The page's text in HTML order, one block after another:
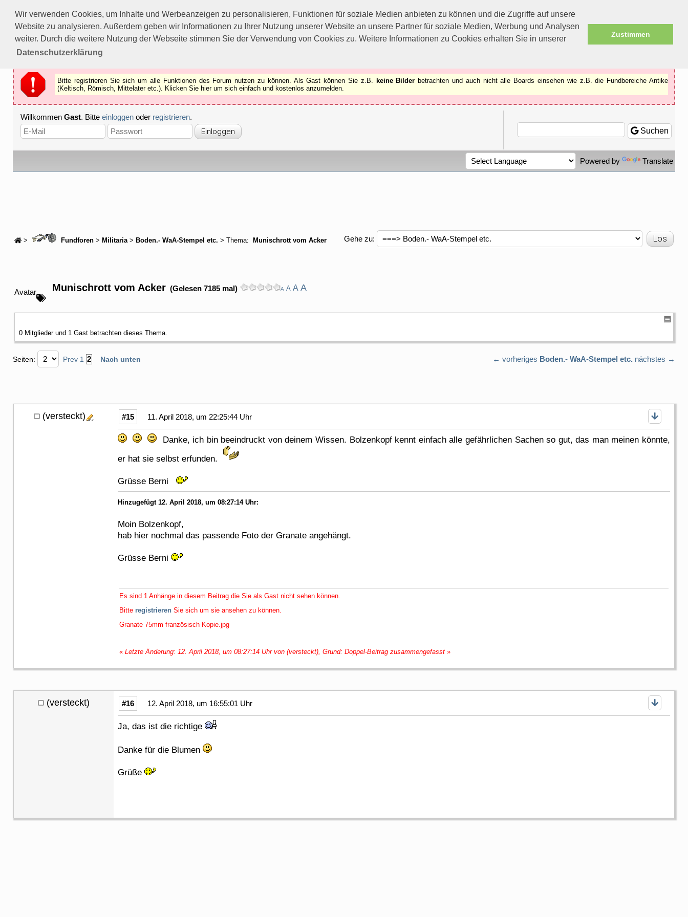
Wir verwenden Cookies, um Inhalte und Werbeanzeigen zu personalisieren, Funktionen für soziale Medien anbieten zu können und die Zugriffe auf unsere
Website zu analysieren. Außerdem geben wir Informationen zu Ihrer Nutzung unserer Website an unsere Partner für soziale Medien, Werbung und Analysen
weiter. Durch die weitere Nutzung der Webseite stimmen Sie der Verwendung von Cookies zu. Weitere Informationen zu Cookies erhalten Sie in unserer
Datenschutzerklärung
Zustimmen
Bitte registrieren Sie sich um alle Funktionen des Forums nutzen zu können.
Als Gast können Sie z.B.keine Bilderbetrachten.
Registrieren
Schliessen
Bitte registrieren Sie sich um alle Funktionen des Forum nutzen zu können. Als Gast können Sie z.B. keine Bilder betrachten und auch nicht alle Boards einsehen wie z.B. die Fundbereiche Antike
(Keltisch, Römisch, Mittelater etc.). Klicken Sie hier um sich einfach und kostenlos anzumelden.
Willkommen Gast. Bitte einloggen oder registrieren.
Suchen
Powered by Translate
> Fundforen > Militaria> Boden.- WaA-Stempel etc. > Thema: Munischrott vom Acker Gehe zu:
Avatar Munischrott vom Acker (Gelesen 7185 mal) A A A A
0 Mitglieder und 1 Gast betrachten dieses Thema.
Seiten: Prev 1 2 Nach unten ← vorheriges Boden.- WaA-Stempel etc. nächstes →
(versteckt) #15 11. April 2018, um 22:25:44 Uhr
Danke, ich bin beeindruckt von deinem Wissen. Bolzenkopf kennt einfach alle gefährlichen Sachen so gut, das man meinen könnte,
er hat sie selbst erfunden.
Grüsse Berni
Hinzugefügt 12. April 2018, um 08:27:14 Uhr:
Moin Bolzenkopf,
hab hier nochmal das passende Foto der Granate angehängt.
Grüsse Berni
Es sind 1 Anhänge in diesem Beitrag die Sie als Gast nicht sehen können.
Bitte registrieren Sie sich um sie ansehen zu können.
Granate 75mm französisch Kopie.jpg
« Letzte Änderung: 12. April 2018, um 08:27:14 Uhr von (versteckt), Grund: Doppel-Beitrag zusammengefasst »
(versteckt) #16 12. April 2018, um 16:55:01 Uhr
Ja, das ist die richtige
Danke für die Blumen
Grüße